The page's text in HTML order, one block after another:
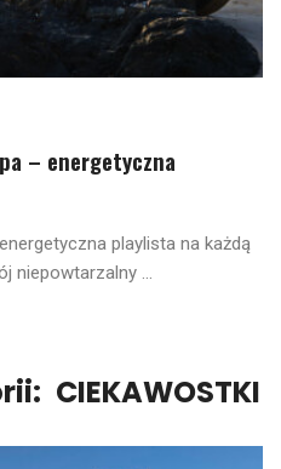
– energetyczna
playlista na każdą
niepowtarzalny ...
CIEKAWOSTKI